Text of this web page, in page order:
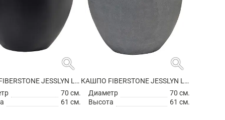
search
КАШПО FIBERSTONE JESSLYN L BLACK
70 см.
61 см.
search
КАШПО FIBERSTONE JESSLYN L GREY
Диаметр
70 см.
Высота
61 см.